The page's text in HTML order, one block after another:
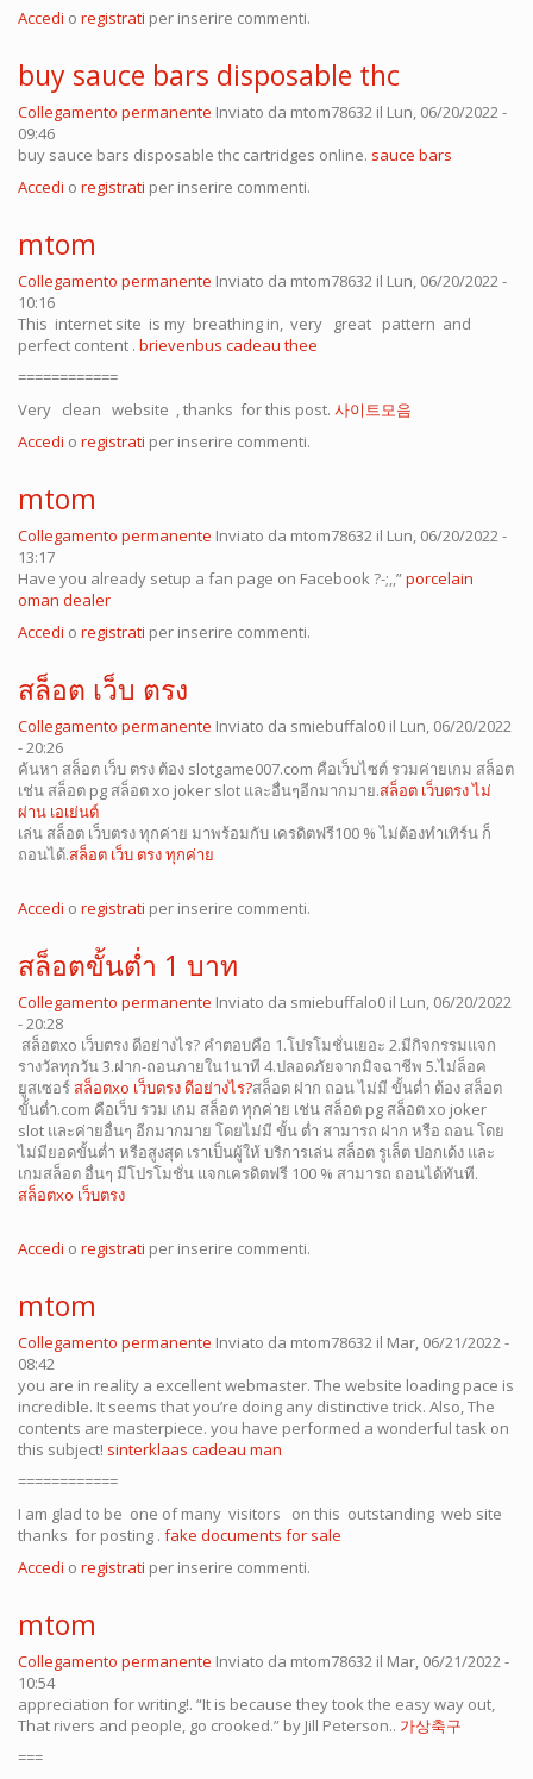
Accedi o registrati per inserire commenti.
buy sauce bars disposable thc
Collegamento permanente Inviato da mtom78632 il Lun, 06/20/2022 -
09:46
buy sauce bars disposable thc cartridges online. sauce bars
Accedi o registrati per inserire commenti.
mtom
Collegamento permanente Inviato da mtom78632 il Lun, 06/20/2022 -
10:16
This internet site is my breathing in, very great pattern and
perfect content . brievenbus cadeau thee
============
Very clean website , thanks for this post. 사이트모음
Accedi o registrati per inserire commenti.
mtom
Collegamento permanente Inviato da mtom78632 il Lun, 06/20/2022 -
13:17
Have you already setup a fan page on Facebook ?-;,,”porcelain
oman dealer
Accedi o registrati per inserire commenti.
สล็อต เว็บ ตรง
Collegamento permanente Inviato da smiebuffalo0 il Lun, 06/20/2022
- 20:26
ค้นหา สล็อต เว็บ ตรง ต้อง slotgame007.com คือเว็บไซต์ รวมค่ายเกม สล็อต
เช่น สล็อต pg สล็อต xo joker slot และอื่นๆอีกมากมาย.สล็อต เว็บตรง ไม่
ผ่าน เอเย่นต์
เล่น สล็อต เว็บตรง ทุกค่าย มาพร้อมกับ เครดิตฟรี100 % ไม่ต้องทำเทิร์น ก็
ถอนได้.สล็อต เว็บ ตรง ทุกค่าย
Accedi o registrati per inserire commenti.
สล็อตขั้นต่ำ 1 บาท
Collegamento permanente Inviato da smiebuffalo0 il Lun, 06/20/2022
- 20:28
สล็อตxo เว็บตรง ดีอย่างไร? คำตอบคือ 1.โปรโมชั่นเยอะ 2.มีกิจกรรมแจก
รางวัลทุกวัน 3.ฝาก-ถอนภายใน1นาที 4.ปลอดภัยจากมิจฉาชีพ 5.ไม่ล็อค
ยูสเซอร์ สล็อตxo เว็บตรง ดีอย่างไร?สล็อต ฝาก ถอน ไม่มี ขั้นต่ำ ต้อง สล็อต
ขั้นต่ำ.com คือเว็บ รวม เกม สล็อต ทุกค่าย เช่น สล็อต pg สล็อต xo joker
slot และค่ายอื่นๆ อีกมากมาย โดยไม่มี ขั้น ต่ำ สามารถ ฝาก หรือ ถอน โดย
ไม่มียอดขั้นต่ำ หรือสูงสุด เราเป็นผู้ให้ บริการเล่น สล็อต รูเล็ต ปอกเด้ง และ
เกมสล็อต อื่นๆ มีโปรโมชั่น แจกเครดิตฟรี 100 % สามารถ ถอนได้ทันที.
สล็อตxo เว็บตรง
Accedi o registrati per inserire commenti.
mtom
Collegamento permanente Inviato da mtom78632 il Mar, 06/21/2022 -
08:42
you are in reality a excellent webmaster. The website loading pace is
incredible. It seems that you’re doing any distinctive trick. Also, The
contents are masterpiece. you have performed a wonderful task on
this subject! sinterklaas cadeau man
============
I am glad to be one of many visitors on this outstanding web site
thanks for posting . fake documents for sale
Accedi o registrati per inserire commenti.
mtom
Collegamento permanente Inviato da mtom78632 il Mar, 06/21/2022 -
10:54
appreciation for writing!. “It is because they took the easy way out,
That rivers and people, go crooked.” by Jill Peterson.. 가상축구
===